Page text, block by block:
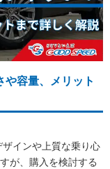
や容量、メリット
ザインや上質な乗り心
が、購入を検討する